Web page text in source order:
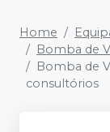
Home
Bomba de
Bomba de
consultórios